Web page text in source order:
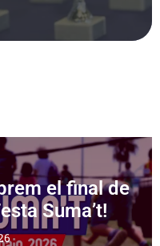
el final de
Suma’t!